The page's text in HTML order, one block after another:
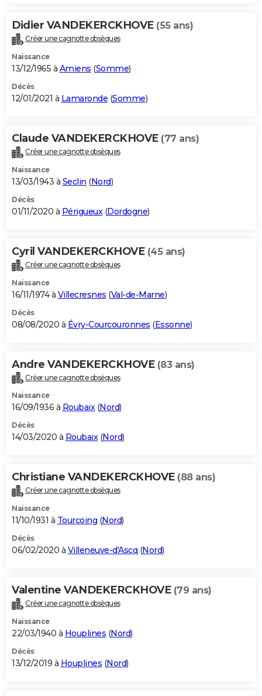
Didier VANDEKERCKHOVE (55 ans)
Créer une cagnotte obsèques
Naissance
13/12/1965 à Amiens (Somme)
Décès
12/01/2021 à Lamaronde (Somme)
Claude VANDEKERCKHOVE (77 ans)
Créer une cagnotte obsèques
Naissance
13/03/1943 à Seclin (Nord)
Décès
01/11/2020 à Périgueux(Dordogne)
Cyril VANDEKERCKHOVE (45 ans)
Créer une cagnotte obsèques
Naissance
16/11/1974 à Villecresnes (Val-de-Marne)
Décès
08/08/2020 à Évry-Courcouronnes (Essonne)
Andre VANDEKERCKHOVE (83 ans)
Créer une cagnotte obsèques
Naissance
16/09/1936 à Roubaix(Nord)
Décès
14/03/2020 à Roubaix(Nord)
Christiane VANDEKERCKHOVE (88 ans)
Créer une cagnotte obsèques
Naissance
11/10/1931 à Tourcoing (Nord)
Décès
06/02/2020 à Villeneuve-d'Ascq (Nord)
Valentine VANDEKERCKHOVE (79 ans)
Créer une cagnotte obsèques
Naissance
22/03/1940 à Houplines (Nord)
Décès
13/12/2019 à Houplines (Nord)